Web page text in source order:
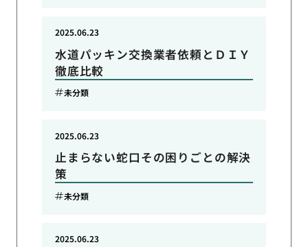
水道パッキン交換業者依頼とＤＩＹ
徹底比較
2025.06.23
未分類
止まらない蛇口その困りごとの解決
策
2025.06.23
未分類
2025.06.23